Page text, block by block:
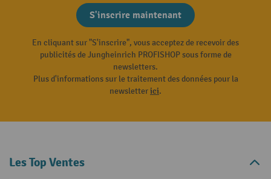
S'inscrire maintenant
En cliquant sur "S'inscrire", vous acceptez de recevoir des
publicités de Jungheinrich PROFISHOP sous forme de
newsletters.
Plus d'informations sur le traitement des données pour la
newsletterici.
Les Top Ventes